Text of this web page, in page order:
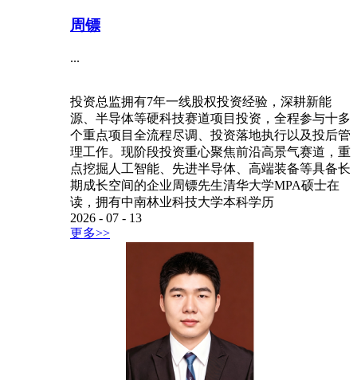
周镖
...
投资总监拥有7年一线股权投资经验，深耕新能
源、半导体等硬科技赛道项目投资，全程参与十多
个重点项目全流程尽调、投资落地执行以及投后管
理工作。现阶段投资重心聚焦前沿高景气赛道，重
点挖掘人工智能、先进半导体、高端装备等具备长
期成长空间的企业周镖先生清华大学MPA硕士在
读，拥有中南林业科技大学本科学历
2026 - 07 - 13
更多>>